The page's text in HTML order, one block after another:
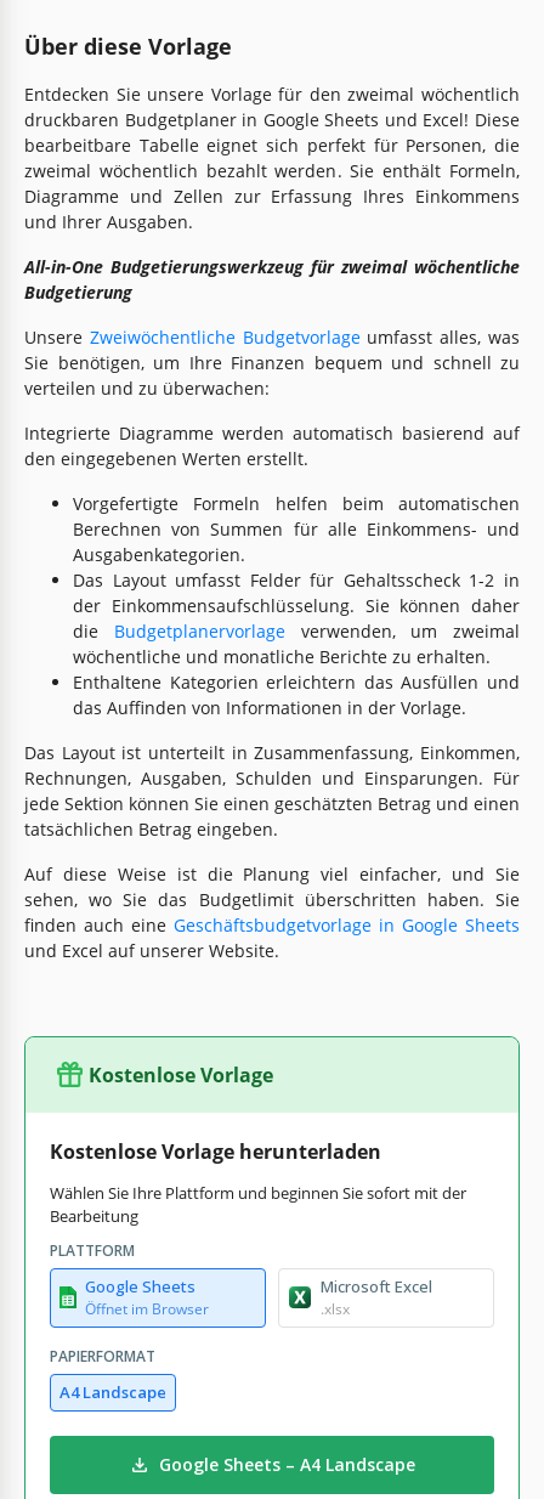
Über diese Vorlage
Entdecken Sie unsere Vorlage für den zweimal wöchentlich
druckbaren Budgetplaner in Google Sheets und Excel! Diese
bearbeitbare Tabelle eignet sich perfekt für Personen, die
zweimal wöchentlich bezahlt werden. Sie enthält Formeln,
Diagramme und Zellen zur Erfassung Ihres Einkommens
und Ihrer Ausgaben.
All-in-One Budgetierungswerkzeug für zweimal wöchentliche
Budgetierung
Unsere Zweiwöchentliche Budgetvorlageumfasst alles, was
Sie benötigen, um Ihre Finanzen bequem und schnell zu
verteilen und zu überwachen:
Integrierte Diagramme werden automatisch basierend auf
den eingegebenen Werten erstellt.
Vorgefertigte Formeln helfen beim automatischen
Berechnen von Summen für alle Einkommens- und
Ausgabenkategorien.
Das Layout umfasst Felder für Gehaltsscheck 1-2 in
der Einkommensaufschlüsselung. Sie können daher
die Budgetplanervorlageverwenden, um zweimal
wöchentliche und monatliche Berichte zu erhalten.
Enthaltene Kategorien erleichtern das Ausfüllen und
das Auffinden von Informationen in der Vorlage.
Das Layout ist unterteilt in Zusammenfassung, Einkommen,
Rechnungen, Ausgaben, Schulden und Einsparungen. Für
jede Sektion können Sie einen geschätzten Betrag und einen
tatsächlichen Betrag eingeben.
Auf diese Weise ist die Planung viel einfacher, und Sie
sehen, wo Sie das Budgetlimit überschritten haben. Sie
finden auch eine Geschäftsbudgetvorlage in Google Sheets
und Excel auf unserer Website.
Kostenlose Vorlage
Kostenlose Vorlage herunterladen
Wählen Sie Ihre Plattform und beginnen Sie sofort mit der
Bearbeitung
PLATTFORM
Google Sheets
Öffnet im Browser
Microsoft Excel
.xlsx
PAPIERFORMAT
A4 Landscape
Google Sheets – A4 Landscape